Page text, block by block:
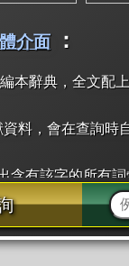
介面 ：
本辭典，全文配
資料，會在查詢時
含有該字的所有詞
同部首字」。也
斷詞，點擊便可